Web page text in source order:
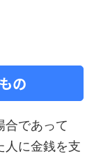
の
合であって
人に金銭を支